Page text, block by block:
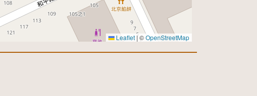
Leaflet |©OpenStreetMap